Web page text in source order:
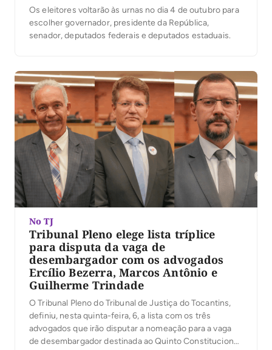
Os eleitores voltarão às urnas no dia 4 de outubro para
escolher governador, presidente da República,
senador, deputados federais e deputados estaduais.
No TJ
Tribunal Pleno elege lista tríplice
para disputa da vaga de
desembargador com os advogados
Ercílio Bezerra, Marcos Antônio e
Guilherme Trindade
O Tribunal Pleno do Tribunal de Justiça do Tocantins,
definiu, nesta quinta-feira, 6, a lista com os três
advogados que irão disputar a nomeação para a vaga
de desembargador destinada ao Quinto Constitucional.